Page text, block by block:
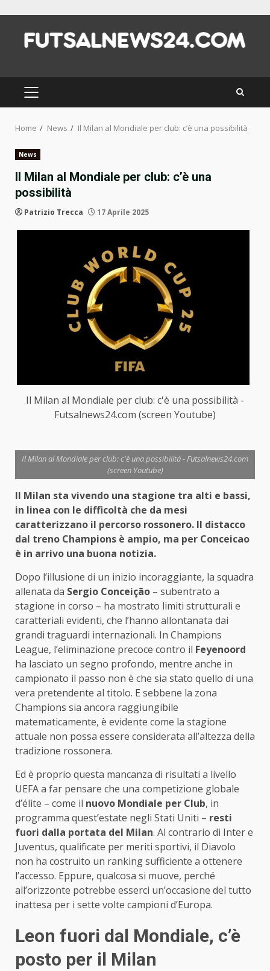
content
PRIMARY
MENU
Home News Il Milan al Mondiale per club: c’è una possibilità
News
Il Milan al Mondiale per club: c’è una
possibilità
Patrizio Trecca 17 Aprile 2025
Il Milan al Mondiale per club: c'è una possibilità -
Futsalnews24.com (screen Youtube)
Il Milan al Mondiale per club: c'è una possibilità - Futsalnews24.com
(screen Youtube)
Il Milan sta vivendo una stagione tra alti e bassi,
in linea con le difficoltà che da mesi
caratterizzano il percorso rossonero. Il distacco
dal treno Champions è ampio, ma per Conceicao
è in arrivo una buona notizia.
Dopo l’illusione di un inizio incoraggiante, la squadra
allenata da Sergio Conceição – subentrato a
stagione in corso – ha mostrato limiti strutturali e
caratteriali evidenti, che l’hanno allontanata dai
grandi traguardi internazionali. In Champions
League, l’eliminazione precoce contro il Feyenoord
ha lasciato un segno profondo, mentre anche in
campionato il passo non è che sia stato quello di una
vera pretendente al titolo. E sebbene la zona
Champions sia ancora raggiungibile
matematicamente, è evidente come la stagione
attuale non possa essere considerata all’altezza della
tradizione rossonera.
Ed è proprio questa mancanza di risultati a livello
UEFA a far pensare che una competizione globale
d’élite – come il nuovo Mondiale per Club, in
programma quest’estate negli Stati Uniti – resti
fuori dalla portata del Milan. Al contrario di Inter e
Juventus, qualificate per meriti sportivi, il Diavolo
non ha costruito un ranking sufficiente a ottenere
l’accesso. Eppure, qualcosa si muove, perché
all’orizzonte potrebbe esserci un’occasione del tutto
inattesa per i sette volte campioni d’Europa.
Leon fuori dal Mondiale, c’è
posto per il Milan